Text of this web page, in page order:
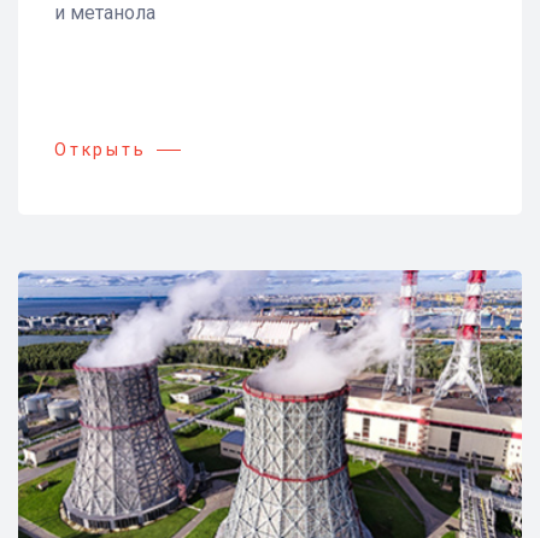
и метанола
Открыть